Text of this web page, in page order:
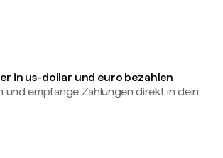
in us-dollar und euro bezahlen
empfange Zahlungen direkt in dein